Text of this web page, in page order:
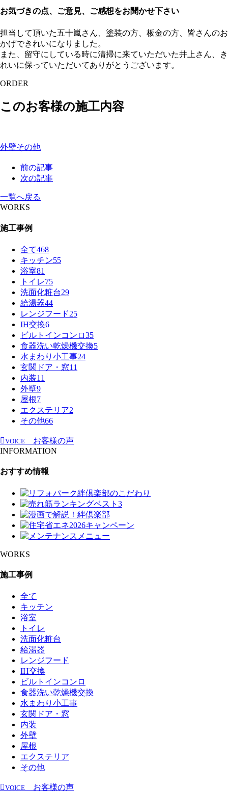
お気づきの点、ご意見、ご感想をお聞かせ下さい
担当して頂いた五十嵐さん、塗装の方、板金の方、皆さんのお
かげできれいになりました。
また、留守にしている時に清掃に来ていただいた井上さん、き
れいに保っていただいてありがとうございます。
ORDER
このお客様の施工内容
外壁その他
前の記事
次の記事
一覧へ戻る
WORKS
施工事例
全て468
キッチン55
浴室81
トイレ75
洗面化粧台29
給湯器44
レンジフード25
IH交換6
ビルトインコンロ35
食器洗い乾燥機交換5
水まわり小工事24
玄関ドア・窓11
内装11
外壁9
屋根7
エクステリア2
その他66
VOICE
お客様の声
INFORMATION
おすすめ情報
WORKS
施工事例
全て
キッチン
浴室
トイレ
洗面化粧台
給湯器
レンジフード
IH交換
ビルトインコンロ
食器洗い乾燥機交換
水まわり小工事
玄関ドア・窓
内装
外壁
屋根
エクステリア
その他
VOICE お客様の声